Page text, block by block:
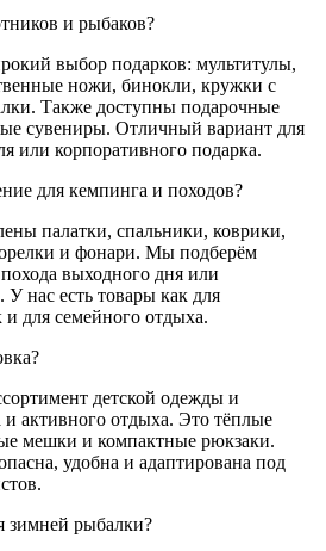
и рыбаков?
выбор подарков: мультитулы,
ножи, бинокли, кружки с
Также доступны подарочные
сувениры. Отличный вариант для
или корпоративного подарка.
для кемпинга и походов?
палатки, спальники, коврики,
и фонари. Мы подберём
выходного дня или
нас есть товары как для
для семейного отдыха.
детской одежды и
и активного отдыха. Это тёплые
мешки и компактные рюкзаки.
удобна и адаптирована под
зимней рыбалки?